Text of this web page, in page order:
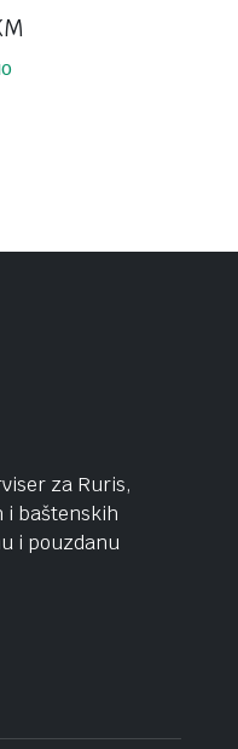
za Ruris,
i baštenskih
i pouzdanu